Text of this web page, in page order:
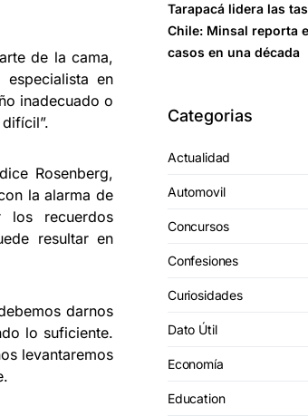
de la cama,
en
inadecuado o
Rosenberg,
la alarma de
los recuerdos
resultar en
darnos
lo suficiente.
levantaremos
Tarapacá lidera las
Chile: Minsal reporta
casos en una década
Categorias
Actualidad
Automovil
Concursos
Confesiones
Curiosidades
Dato Útil
Economía
Education